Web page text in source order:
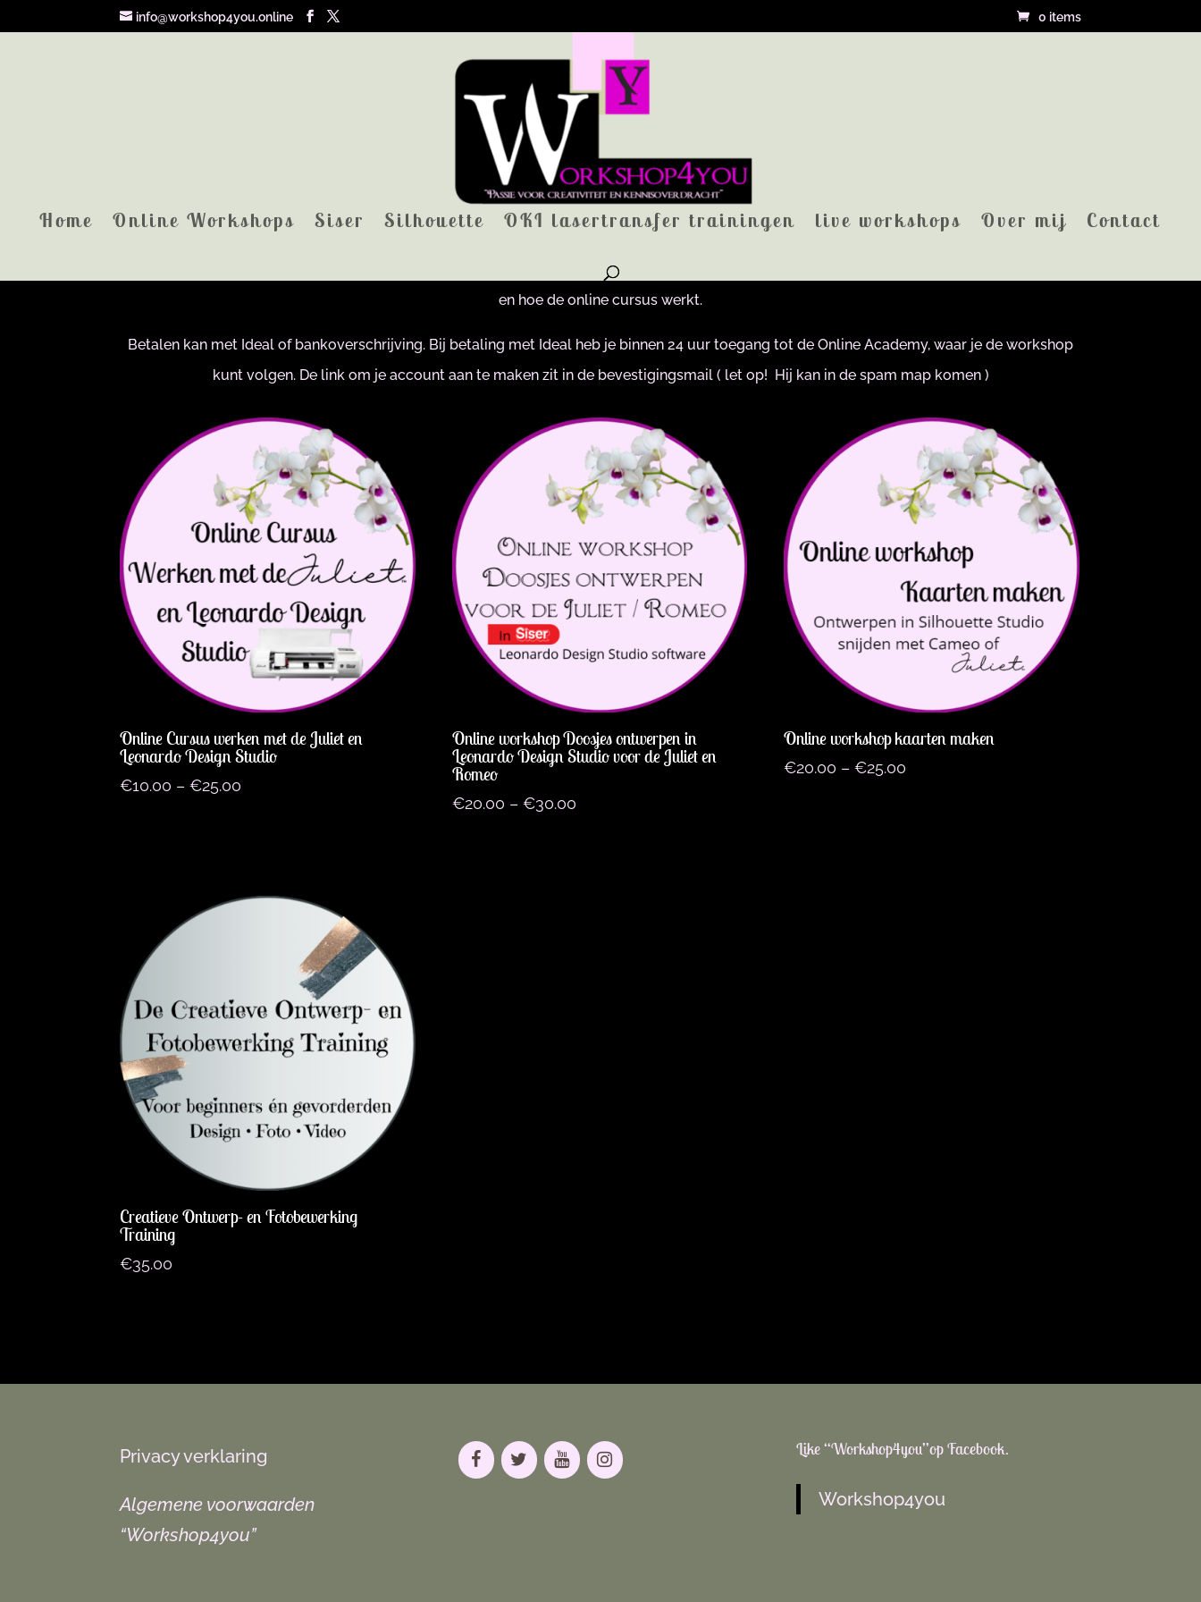
info@workshop4you.online 0 items
Home Online Workshops Siser Silhouette OKI lasertransfer trainingen live workshops Over mij Contact
Op deze pagina kun je je aanmelden voor 1 van de online Siser cursussen.
Je kunt daar ook een informatie filmpje over de cursus bekijken zodat je precies weet wat er behandeld wordt
en hoe de online cursus werkt.
Betalen kan met Ideal of bankoverschrijving. Bij betaling met Ideal heb je binnen 24 uur toegang tot de Online Academy, waar je de workshop
kunt volgen. De link om je account aan te maken zit in de bevestigingsmail ( let op! Hij kan in de spam map komen )
Online Cursus werken met de Juliet en
Leonardo Design Studio
€10.00 –€25.00
Online workshop Doosjes ontwerpen in
Leonardo Design Studio voor de Juliet en
Romeo
€20.00 – €30.00
Online workshop kaarten maken
€20.00 –€25.00
Creatieve Ontwerp- en Fotobewerking
Training
€35.00
Privacy verklaring
Algemene voorwaarden
“Workshop4you”
Like “Workshop4you”op Facebook.
Workshop4you